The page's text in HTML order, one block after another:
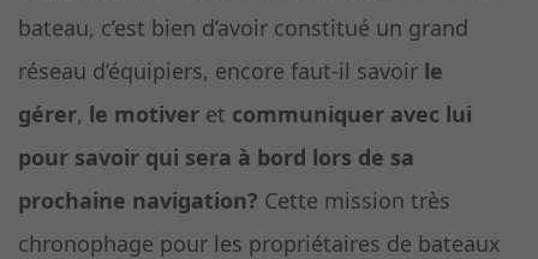
bateau, c’est bien d’avoir constitué un grand
réseau d’équipiers, encore faut-il savoir le
gérer, le motiver et communiquer avec lui
pour savoir qui sera à bord lors de sa
prochaine navigation? Cette mission très
chronophage pour les propriétaires de bateaux